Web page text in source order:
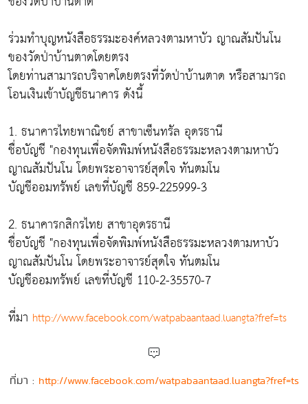
ร่วมทำบุญหนังสือธรรมะองค์หลวงตามหาบัว ญาณสัมปันโน
ของวัดป่าบ้านตาดโดยตรง
โดยท่านสามารถบริจาคโดยตรงที่วัดป่าบ้านตาด หรือสามารถ
โอนเงินเข้าบัญชีธนาคาร ดังนี้
1. ธนาคารไทยพาณิชย์ สาขาเซ็นทรัล อุดรธานี
ชื่อบัญชี "กองทุนเพื่อจัดพิมพ์หนังสือธรรมะหลวงตามหาบัว
ญาณสัมปันโน โดยพระอาจารย์สุดใจ ทันตมโน
บัญชีออมทรัพย์ เลขที่บัญชี 859-225999-3
2. ธนาคารกสิกรไทย สาขาอุดรธานี
ชื่อบัญชี "กองทุนเพื่อจัดพิมพ์หนังสือธรรมะหลวงตามหาบัว
ญาณสัมปันโน โดยพระอาจารย์สุดใจ ทันตมโน
บัญชีออมทรัพย์ เลขที่บัญชี 110-2-35570-7
ที่มา http://www.facebook.com/watpabaantaad.luangta?fref=ts
ที่มา : http://www.facebook.com/watpabaantaad.luangta?fref=ts